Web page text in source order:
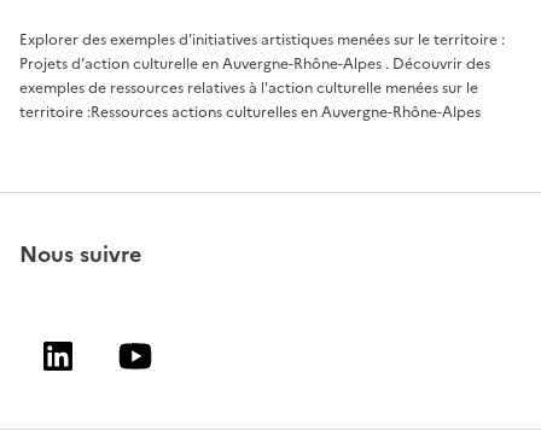
Explorer des exemples d’initiatives artistiques menées sur le territoire :
Projets d’action culturelle en Auvergne-Rhône-Alpes . Découvrir des
exemples de ressources relatives à l'action culturelle menées sur le
territoire :Ressources actions culturelles en Auvergne-Rhône-Alpes
Nous suivre
LinkedinYoutube